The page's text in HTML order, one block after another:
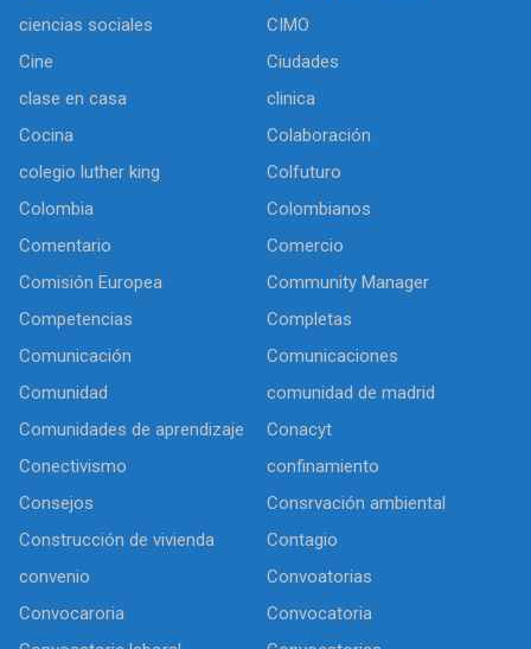
ciencias sociales
CIMO
Cine
Ciudades
clase en casa
clinica
Cocina
Colaboración
colegio luther king
Colfuturo
Colombia
Colombianos
Comentario
Comercio
Comisión Europea
Community Manager
Competencias
Completas
Comunicación
Comunicaciones
Comunidad
comunidad de madrid
Comunidades de aprendizaje
Conacyt
Conectivismo
confinamiento
Consejos
Consrvación ambiental
Construcción de vivienda
Contagio
convenio
Convoatorias
Convocaroria
Convocatoria